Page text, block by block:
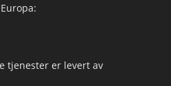
tjenester er levert av